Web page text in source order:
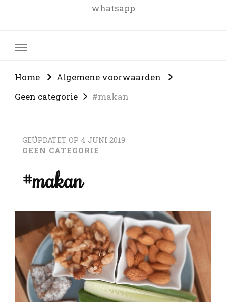
whatsapp
Home
Algemene voorwaarden
Geen categorie
#makan
GEÜPDATET OP 4 JUNI 2019
GEEN CATEGORIE
#makan